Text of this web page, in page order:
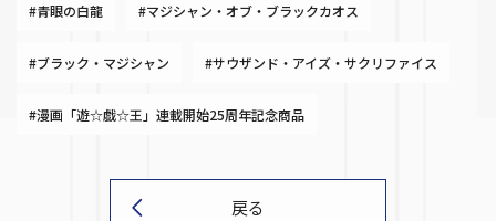
#青眼の白龍 #マジシャン・オブ・ブラックカオス
#ブラック・マジシャン #サウザンド・アイズ・サクリファイス
#漫画「遊☆戯☆王」連載開始25周年記念商品
戻る